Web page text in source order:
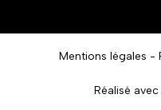
Mentions légales
Réalisé